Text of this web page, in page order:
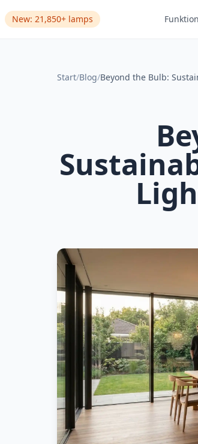
New: 21,850+ lamps
Start/Blog/